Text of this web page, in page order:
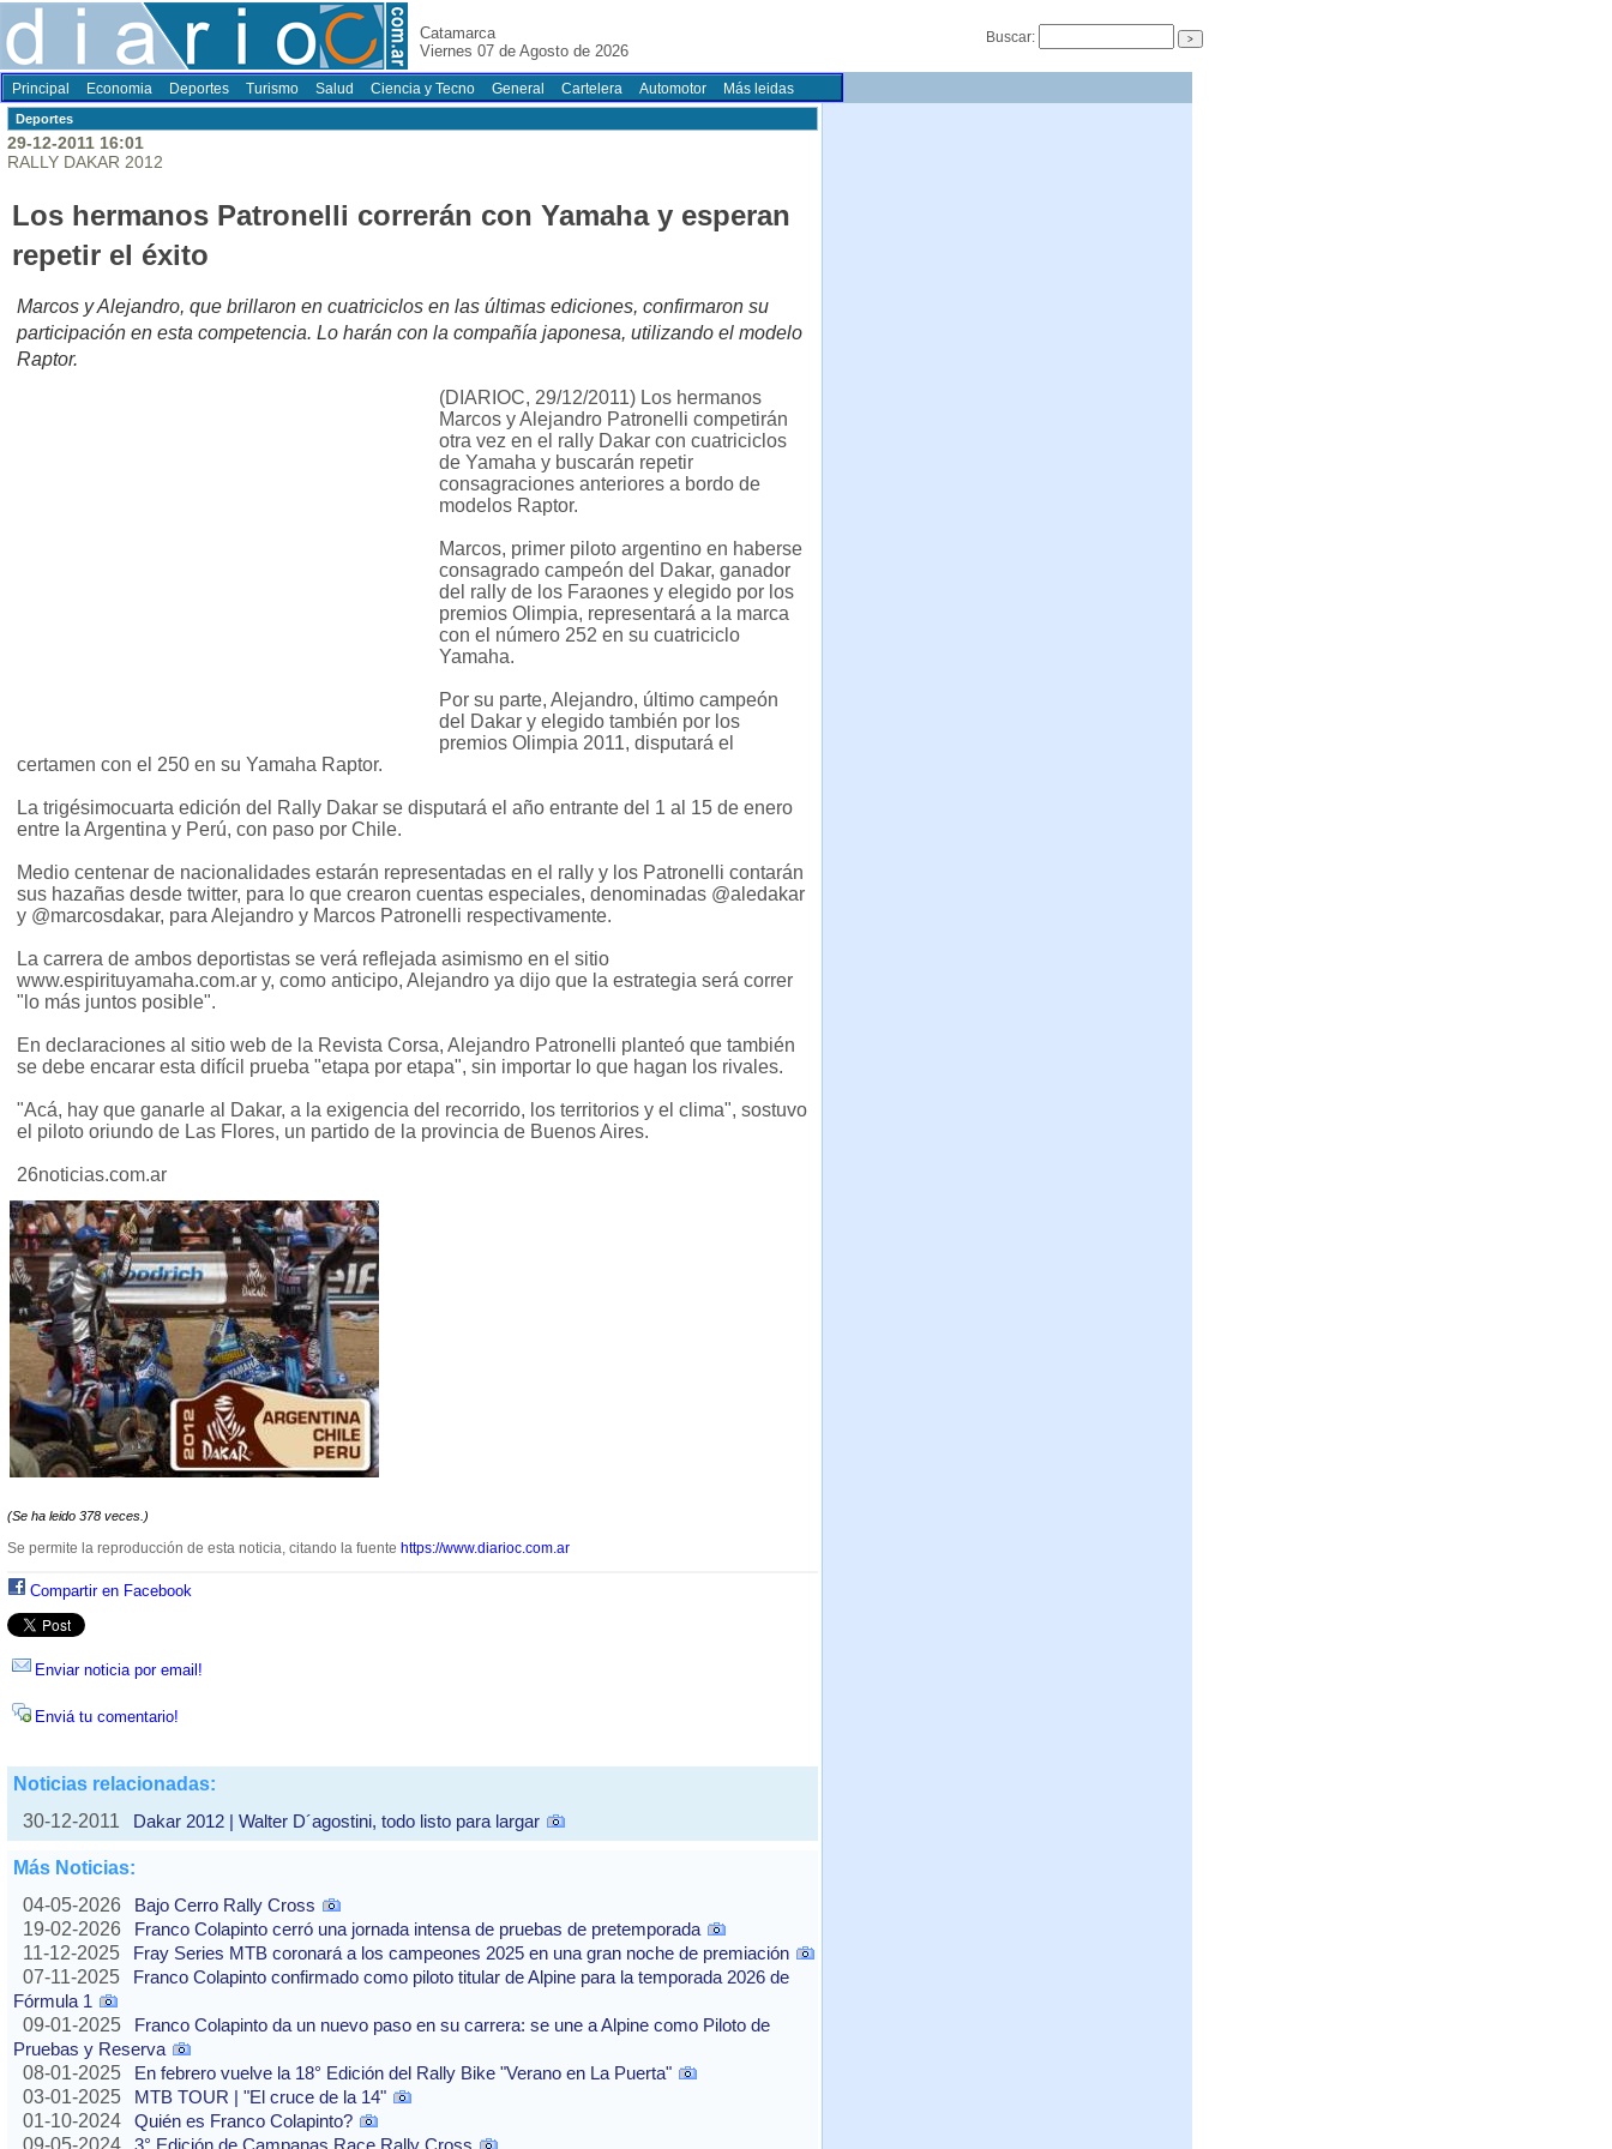
Catamarca
Viernes 07 de Agosto de 2026
Buscar:
Principal Economia Deportes Turismo Salud Ciencia y Tecno General Cartelera Automotor Más leidas
Deportes
29-12-2011 16:01
RALLY DAKAR 2012
Los hermanos Patronelli correrán con Yamaha y esperan
repetir el éxito
Marcos y Alejandro, que brillaron en cuatriciclos en las últimas ediciones, confirmaron su
participación en esta competencia. Lo harán con la compañía japonesa, utilizando el modelo
Raptor.
(DIARIOC, 29/12/2011) Los hermanos
Marcos y Alejandro Patronelli competirán
otra vez en el rally Dakar con cuatriciclos
de Yamaha y buscarán repetir
consagraciones anteriores a bordo de
modelos Raptor.
Marcos, primer piloto argentino en haberse
consagrado campeón del Dakar, ganador
del rally de los Faraones y elegido por los
premios Olimpia, representará a la marca
con el número 252 en su cuatriciclo
Yamaha.
Por su parte, Alejandro, último campeón
del Dakar y elegido también por los
premios Olimpia 2011, disputará el
certamen con el 250 en su Yamaha Raptor.
La trigésimocuarta edición del Rally Dakar se disputará el año entrante del 1 al 15 de enero
entre la Argentina y Perú, con paso por Chile.
Medio centenar de nacionalidades estarán representadas en el rally y los Patronelli contarán
sus hazañas desde twitter, para lo que crearon cuentas especiales, denominadas @aledakar
y @marcosdakar, para Alejandro y Marcos Patronelli respectivamente.
La carrera de ambos deportistas se verá reflejada asimismo en el sitio
www.espirituyamaha.com.ar y, como anticipo, Alejandro ya dijo que la estrategia será correr
"lo más juntos posible".
En declaraciones al sitio web de la Revista Corsa, Alejandro Patronelli planteó que también
se debe encarar esta difícil prueba "etapa por etapa", sin importar lo que hagan los rivales.
"Acá, hay que ganarle al Dakar, a la exigencia del recorrido, los territorios y el clima", sostuvo
el piloto oriundo de Las Flores, un partido de la provincia de Buenos Aires.
26noticias.com.ar
(Se ha leido 378 veces.)
Se permite la reproducción de esta noticia, citando la fuente https://www.diarioc.com.ar
Compartir en Facebook
Enviar noticia por email!
Enviá tu comentario!
Noticias relacionadas:
30-12-2011
Dakar 2012 | Walter D´agostini, todo listo para largar
Más Noticias:
04-05-2026
Bajo Cerro Rally Cross
19-02-2026
Franco Colapinto cerró una jornada intensa de pruebas de pretemporada
11-12-2025
Fray Series MTB coronará a los campeones 2025 en una gran noche de premiación
07-11-2025
Franco Colapinto confirmado como piloto titular de Alpine para la temporada 2026 de
Fórmula 1
09-01-2025
Franco Colapinto da un nuevo paso en su carrera: se une a Alpine como Piloto de
Pruebas y Reserva
08-01-2025
En febrero vuelve la 18° Edición del Rally Bike "Verano en La Puerta"
03-01-2025
MTB TOUR | "El cruce de la 14"
01-10-2024
Quién es Franco Colapinto?